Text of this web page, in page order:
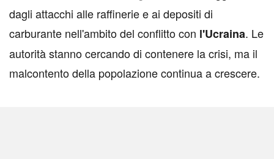
dagli attacchi alle raffinerie e ai depositi di
carburante nell'ambito del conflitto con l'Ucraina. Le
autorità stanno cercando di contenere la crisi, ma il
malcontento della popolazione continua a crescere.